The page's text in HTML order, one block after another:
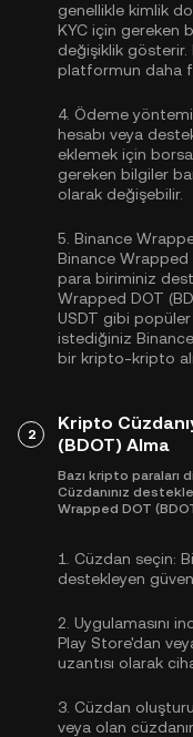
genellikle kimlik
KYC için gereken
değişiklik gösterir.
platformun daha
4. Ödeme
hesabı veya
eklemek için
gereken bilgiler
olarak değişebilir.
5. Binance
Binance Wrapped
para biriminiz
Wrapped DOT
USDT gibi popüler
istediğiniz
bir kripto-kripto
2
Kripto
(BDOT) Alma
Bazı kripto paraları
Cüzdanınız
Wrapped DOT
1. Cüzdan seçin:
destekleyen
2. Uygulamasını
Play Store'dan
uzantısı olarak
3. Cüzdan
veya olan